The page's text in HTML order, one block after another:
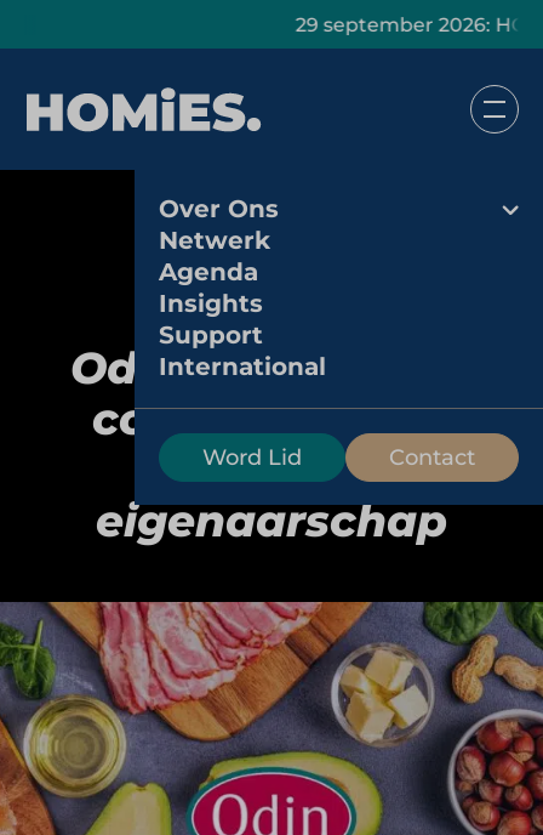
29 september 2026: HOMiES
Over Ons
Netwerk
Agenda
Insights
Support
International
Word Lid Contact
Odin: biologische
coöperatie met
idealen en
eigenaarschap
Odin is meer dan een biologische supermarkt.
Het is een coöperatie die mensen uitnodigt om
bewust boodschappen te doen én mede-
eigenaar te worden van een duurzaam
voedselsysteem. Met eigen winkels, een